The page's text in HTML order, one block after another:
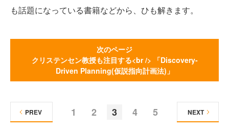
も話題になっている書籍などから、ひも解きます。
次のページ
クリステンセン教授も注目する<br /> 「Discovery-
Driven Planning(仮説指向計画法)」
1 2 3 4 5
PREV NEXT